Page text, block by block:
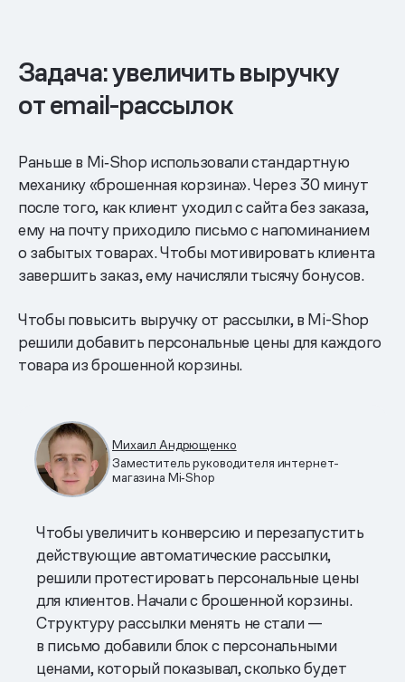
Задача: увеличить выручку
от email-рассылок
Раньше в Mi‑Shop использовали стандартную
механику «брошенная корзина». Через 30 минут
после того, как клиент уходил с сайта без заказа,
ему на почту приходило письмо с напоминанием
о забытых товарах. Чтобы мотивировать клиента
завершить заказ, ему начисляли тысячу бонусов.
Чтобы повысить выручку от рассылки, в Mi-Shop
решили добавить персональные цены для каждого
товара из брошенной корзины.
Михаил Андрющенко
Заместитель руководителя интернет-
магазина Mi‑Shop
Чтобы увеличить конверсию и перезапустить
действующие автоматические рассылки,
решили протестировать персональные цены
для клиентов. Начали с брошенной корзины.
Структуру рассылки менять не стали —
в письмо добавили блок с персональными
ценами, который показывал, сколько будет